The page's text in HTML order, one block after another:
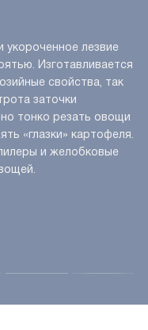
укороченное лезвие
Изготавливается
свойства, так
заточки
тонко резать овощи
«глазки» картофеля.
и желобковые